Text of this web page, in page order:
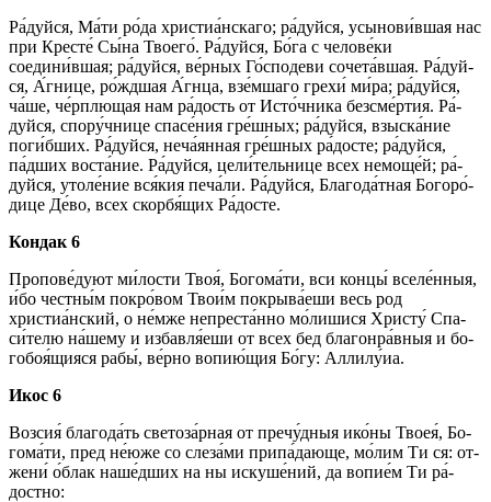
Ра́­дуй­ся, Ма́­ти ро́­да хри­сти­а́н­ска­го; ра́­дуй­ся, усы­но­ви́в­шая нас
при Кре­сте́ Сы́­на Тво­его́. Ра́­дуй­ся, Бо́­га с че­ло­ве́­ки
соедини́вшая; ра́­дуй­ся, ве́р­ных Го́сподеви сочета́вшая. Ра́­дуй­
ся, А́гнице, ро́жд­шая А́гнца, взе́мшаго гре­хи́ ми́­ра; ра́­дуй­ся,
ча́ше, че́рплющая нам ра́­дость от Ис­то́ч­ни­ка без­сме́р­тия. Ра́­
дуй­ся, спору́чнице спа­се́­ния гре́ш­ных; ра́­дуй­ся, взыска́ние
поги́бших. Ра́­дуй­ся, неча́янная гре́ш­ных ра́­дос­те; ра́­дуй­ся,
па́дших воста́ние. Ра́­дуй­ся, цели́тельнице всех немоще́й; ра́­
дуй­ся, утоле́ние вся́­кия пе­ча́­ли. Ра́­дуй­ся, Бла­го­да́т­ная Бо­го­ро́­
ди­це Де́­во, всех скор­бя́­щих Ра́­дос­те.
Кондак 6
Про­по­ве́­ду­ют ми́­лос­ти Твоя́, Бо­го­ма́­ти, вси концы́ вселе́нныя,
и́бо честны́м по­кро́­вом Тво­и́м по­кры­ва́е­ши весь род
христиа́нский, о не́м­же непреста́нно мо́лишися Хри­сту́ Спа­
си́­те­лю на́­ше­му и избавля́еши от всех бед бла­го­нра́в­ныя и бо­
го­боя́­щия­ся ра­бы́, ве́р­но во­пию́­щия Бо́­гу: Алли­лу́иа.
Икос 6
Воз­сия́ бла­го­да́ть све­то­за́р­ная от пре­чу́д­ныя ико́­ны Твоея́, Бо­
го­ма́­ти, пред не́ю­же со сле­за́­ми при­па́­даю­ще, мо́­лим Ти ся: от­
же­ни́ о́блак наше́дших на ны ис­ку­ше́­ний, да во­пи­е́м Ти ра́­
дост­но: